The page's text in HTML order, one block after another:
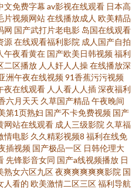
文免费字幕 av影视在线观看 日本高
片视频网站在线播放成人 欧美精品
网 国产武打片老电影 岛国在线观看
源在线观看福利影院 成人国产自拍
午夜看黄在 国产欧美日韩视频福利
二区播放 人人奸人人操在线播放深
洲午夜在线视频91香蕉污污视频
夜在线观看 人人看人人插深夜福利
六月天天 久草国产精品 午夜晚间
第1页熟妇 国产不卡免费视频 国产
网站在线观看 成人三级影院 久草福
情电影 久久精彩视频8 福利在线免
插视频 国产极品一区 日韩伦理大
先锋影音女同 国产a线视频播放 日
熟女六区九区夜爽爽爽爽爽影院 国
人看的 欧美激情二区三区福利导航